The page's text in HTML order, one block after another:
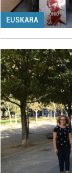
EUSKARA